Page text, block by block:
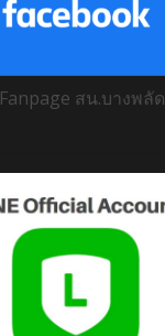
Fanpage สน.บางพลัด